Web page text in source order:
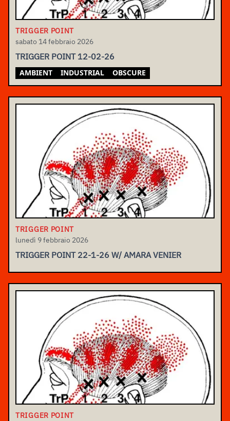
TRIGGER POINT
sabato 14 febbraio 2026
TRIGGER POINT 12-02-26
AMBIENT INDUSTRIAL OBSCURE
TRIGGER POINT
lunedì 9 febbraio 2026
TRIGGER POINT 22-1-26 W/ AMARA VENIER
TRIGGER POINT